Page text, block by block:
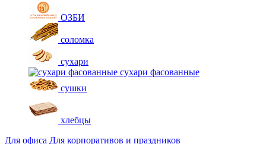
ОЗБИ
соломка
сухари
сухари фасованные
сушки
хлебцы
Для офиса Для корпоративов и праздников